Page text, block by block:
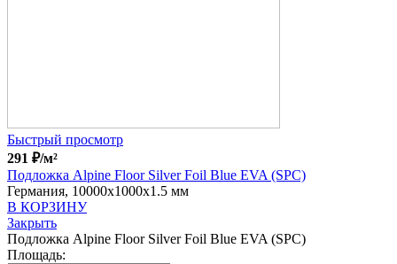
Быстрый просмотр
291 ₽/м²
Подложка Alpine Floor Silver Foil Blue EVA (SPC)
Германия, 10000x1000x1.5 мм
В КОРЗИНУ
Закрыть
Подложка Alpine Floor Silver Foil Blue EVA (SPC)
Площадь: